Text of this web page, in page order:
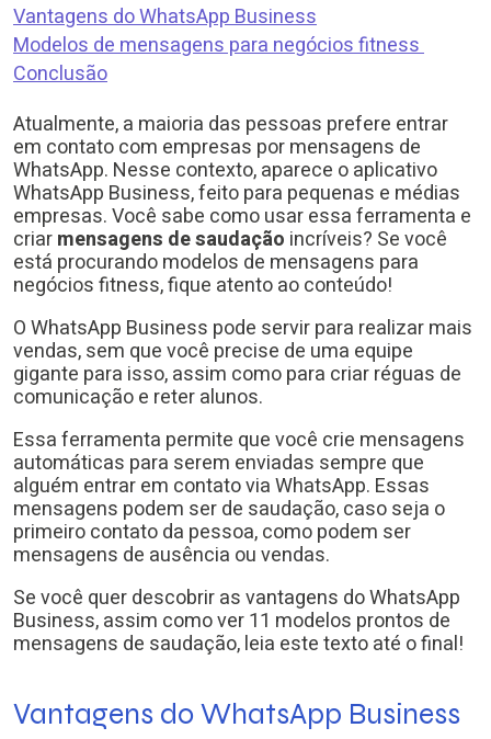
Vantagens do WhatsApp Business
Modelos de mensagens para negócios fitness
Conclusão
Atualmente, a maioria das pessoas prefere entrar
em contato com empresas por mensagens de
WhatsApp. Nesse contexto, aparece o aplicativo
WhatsApp Business, feito para pequenas e médias
empresas. Você sabe como usar essa ferramenta e
criarmensagens de saudação incríveis? Se você
está procurando modelos de mensagens para
negócios fitness, fique atento ao conteúdo!
O WhatsApp Business pode servir para realizar mais
vendas, sem que você precise de uma equipe
gigante para isso, assim como para criar réguas de
comunicação e reter alunos.
Essa ferramenta permite que você crie mensagens
automáticas para serem enviadas sempre que
alguém entrar em contato via WhatsApp. Essas
mensagens podem ser de saudação, caso seja o
primeiro contato da pessoa, como podem ser
mensagens de ausência ou vendas.
Se você quer descobrir as vantagens do WhatsApp
Business, assim como ver 11 modelos prontos de
mensagens de saudação, leia este texto até o final!
Vantagens do WhatsApp Business